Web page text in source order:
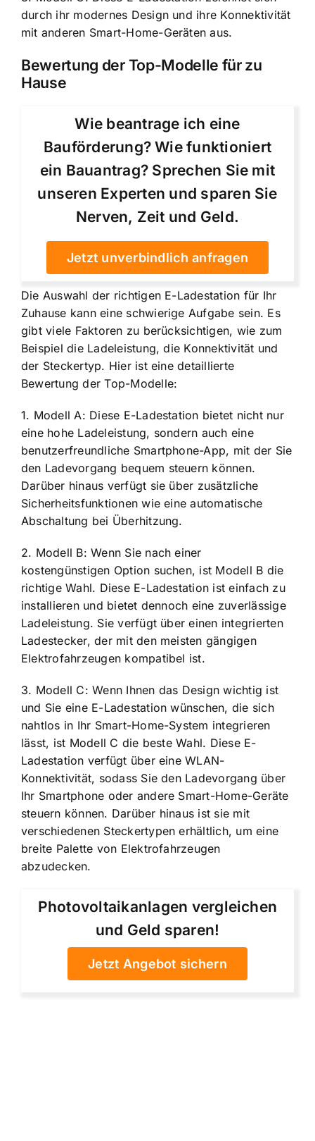
durch ihr modernes Design und ihre Konnektivität
mit anderen Smart-Home-Geräten aus.
Bewertung der Top-Modelle für zu
Hause
Wie beantrage ich eine
Bauförderung? Wie funktioniert
ein Bauantrag? Sprechen Sie mit
unseren Experten und sparen Sie
Nerven, Zeit und Geld.
Jetzt unverbindlich anfragen
Die Auswahl der richtigen E-Ladestation für Ihr
Zuhause kann eine schwierige Aufgabe sein. Es
gibt viele Faktoren zu berücksichtigen, wie zum
Beispiel die Ladeleistung, die Konnektivität und
der Steckertyp. Hier ist eine detaillierte
Bewertung der Top-Modelle:
1. Modell A: Diese E-Ladestation bietet nicht nur
eine hohe Ladeleistung, sondern auch eine
benutzerfreundliche Smartphone-App, mit der Sie
den Ladevorgang bequem steuern können.
Darüber hinaus verfügt sie über zusätzliche
Sicherheitsfunktionen wie eine automatische
Abschaltung bei Überhitzung.
2. Modell B: Wenn Sie nach einer
kostengünstigen Option suchen, ist Modell B die
richtige Wahl. Diese E-Ladestation ist einfach zu
installieren und bietet dennoch eine zuverlässige
Ladeleistung. Sie verfügt über einen integrierten
Ladestecker, der mit den meisten gängigen
Elektrofahrzeugen kompatibel ist.
3. Modell C: Wenn Ihnen das Design wichtig ist
und Sie eine E-Ladestation wünschen, die sich
nahtlos in Ihr Smart-Home-System integrieren
lässt, ist Modell C die beste Wahl. Diese E-
Ladestation verfügt über eine WLAN-
Konnektivität, sodass Sie den Ladevorgang über
Ihr Smartphone oder andere Smart-Home-Geräte
steuern können. Darüber hinaus ist sie mit
verschiedenen Steckertypen erhältlich, um eine
breite Palette von Elektrofahrzeugen
abzudecken.
Photovoltaikanlagen vergleichen
und Geld sparen!
Jetzt Angebot sichern